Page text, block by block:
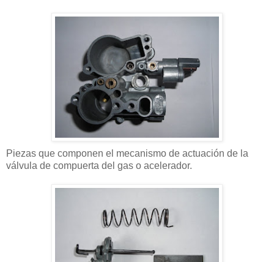
Piezas que componen el mecanismo de actuación de la
válvula de compuerta del gas o acelerador.